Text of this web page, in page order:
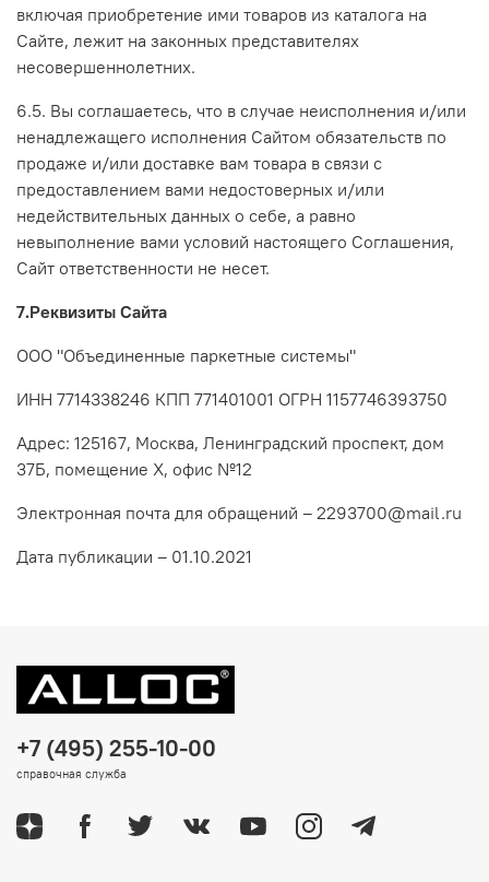
включая приобретение ими товаров из каталога на
Сайте, лежит на законных представителях
несовершеннолетних.
6.5. Вы соглашаетесь, что в случае неисполнения и/или
ненадлежащего исполнения Сайтом обязательств по
продаже и/или доставке вам товара в связи с
предоставлением вами недостоверных и/или
недействительных данных о себе, а равно
невыполнение вами условий настоящего Соглашения,
Сайт ответственности не несет.
7.Реквизиты Сайта
ООО "Объединенные паркетные системы"
ИНН 7714338246 КПП 771401001 ОГРН 1157746393750
Адрес: 125167, Москва, Ленинградский проспект, дом
37Б, помещение Х, офис №12
Электронная почта для обращений – 2293700@mail.ru
Дата публикации – 01.10.2021
+7 (495) 255-10-00
справочная служба